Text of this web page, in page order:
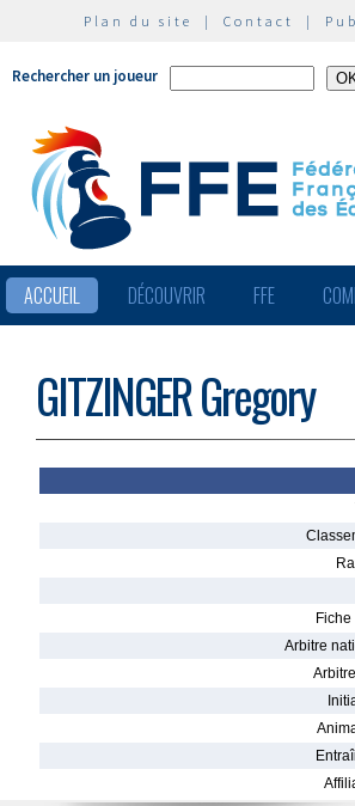
Plan du site | Contact |
Rechercher un joueur
ACCUEIL DÉCOUVRIR FFE
GITZINGER Gregory
Arbitre